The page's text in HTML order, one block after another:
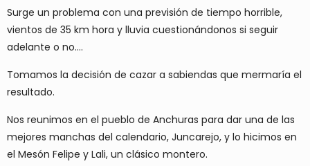
Surge un problema con una previsión de tiempo horrible,
vientos de 35 km hora y lluvia cuestionándonos si seguir
adelante o no….
Tomamos la decisión de cazar a sabiendas que mermaría el
resultado.
Nos reunimos en el pueblo de Anchuras para dar una de las
mejores manchas del calendario, Juncarejo, y lo hicimos en
el Mesón Felipe y Lali, un clásico montero.